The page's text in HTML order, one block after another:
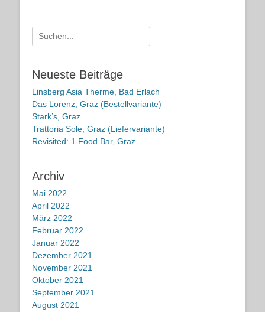
Suche
nach:
Neueste Beiträge
Linsberg Asia Therme, Bad Erlach
Das Lorenz, Graz (Bestellvariante)
Stark’s, Graz
Trattoria Sole, Graz (Liefervariante)
Revisited: 1 Food Bar, Graz
Archiv
Mai 2022
April 2022
März 2022
Februar 2022
Januar 2022
Dezember 2021
November 2021
Oktober 2021
September 2021
August 2021